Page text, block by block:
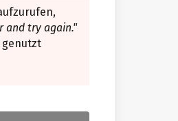
and try again."
genutzt